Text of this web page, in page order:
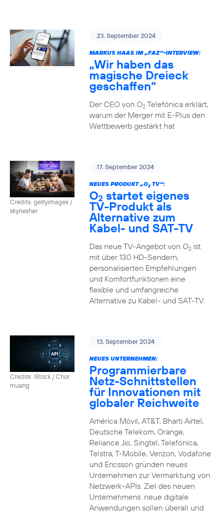
23. September 2024
MARKUS HAAS IM „FAZ“-INTERVIEW:
„Wir haben das
magische Dreieck
geschaffen“
Der CEO von O2Telefónica erklärt,
warum der Merger mit E-Plus den
Wettbewerb gestärkt hat
Credits: gettyimages /
skynesher
17. September 2024
NEUES PRODUKT „O2TV“:
O2 startet eigenes
TV-Produkt als
Alternative zum
Kabel- und SAT-TV
Das neue TV-Angebot von O2ist
mit über 130 HD-Sendern,
personalisierten Empfehlungen
und Komfortfunktionen eine
flexible und umfangreiche
Alternative zu Kabel- und SAT-TV.
Credits: iStock / Chor
muang
13. September 2024
NEUES UNTERNEHMEN:
Programmierbare
Netz-Schnittstellen
für Innovationen mit
globaler Reichweite
América Móvil, AT&T, Bharti Airtel,
Deutsche Telekom, Orange,
Reliance Jio, Singtel, Telefónica,
Telstra, T-Mobile, Verizon, Vodafone
und Ericsson gründen neues
Unternehmen zur Vermarktung von
Netzwerk-APIs. Ziel des neuen
Unternehmens: neue digitale
Anwendungen sollen überall und